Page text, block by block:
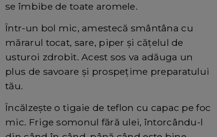
se îmbibe de toate aromele.
Într-un bol mic, amestecă smântâna cu
mărarul tocat, sare, piper și cățelul de
usturoi zdrobit. Acest sos va adăuga un
plus de savoare și prospețime preparatului
tău.
Încălzește o tigaie de teflon cu capac pe foc
mic. Frige somonul fără ulei, întorcându-l